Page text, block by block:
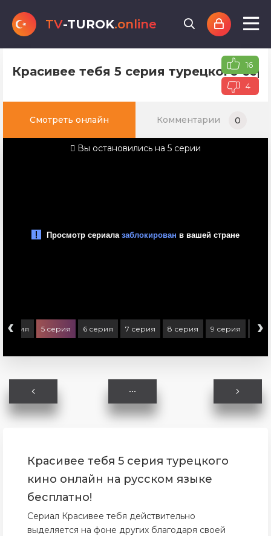
TV-TUROK.online
Красивее тебя 5 серия турецкого 16
4
Смотреть онлайн Комментарии 0
Вы остановились на 5 серии
‹
серия 5 серия 6 серия 7 серия 8 серия 9 серия 10
›
Красивее тебя 5 серия турецкого
кино онлайн на русском языке
бесплатно!
Сериал Красивее тебя действительно
выделяется на фоне других благодаря своей